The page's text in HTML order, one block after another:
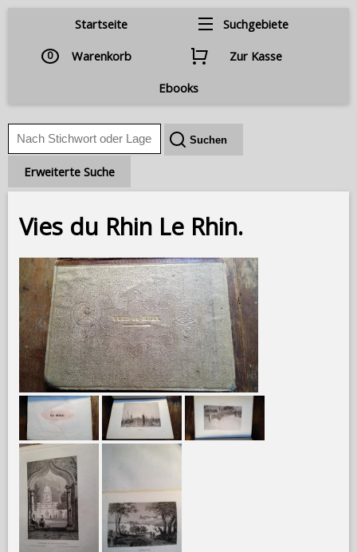
Startseite Suchgebiete
0 Warenkorb
Zur Kasse
Ebooks
Erweiterte Suche
Vies du Rhin Le Rhin.